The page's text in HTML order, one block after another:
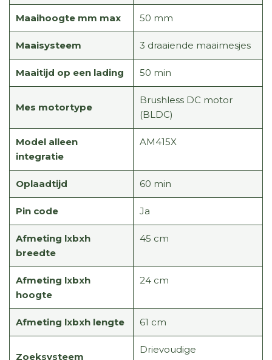
Maaihoogte mm max 50 mm
Maaisysteem 3 draaiende maaimesjes
Maaitijd op een lading 50 min
Mes motortype
Brushless DC motor
(BLDC)
Model alleen
integratie
AM415X
Oplaadtijd 60 min
Pin code Ja
Afmeting lxbxh
breedte
45 cm
Afmeting lxbxh
hoogte
24 cm
Afmeting lxbxh lengte 61 cm
Zoeksysteem
Drievoudige